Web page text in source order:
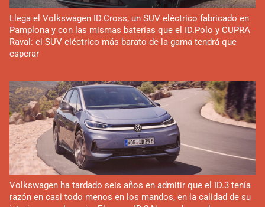
Llega el Volkswagen ID.Cross, un SUV eléctrico fabricado en
Pamplona y con las mismas baterías que el ID.Polo y CUPRA
Raval: el SUV eléctrico más barato de la gama tendrá que
esperar
Volkswagen ha tardado seis años en admitir que el ID.3 tenía
razón en casi todo menos en los mandos, en la calidad de su